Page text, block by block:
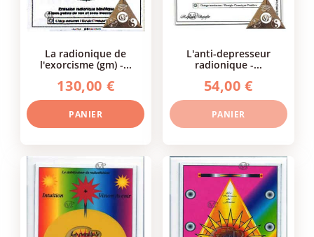
la radionique de
l'exorcisme (gm) -...
130,00 €
PANIER
l'anti-depresseur
radionique -...
54,00 €
PANIER